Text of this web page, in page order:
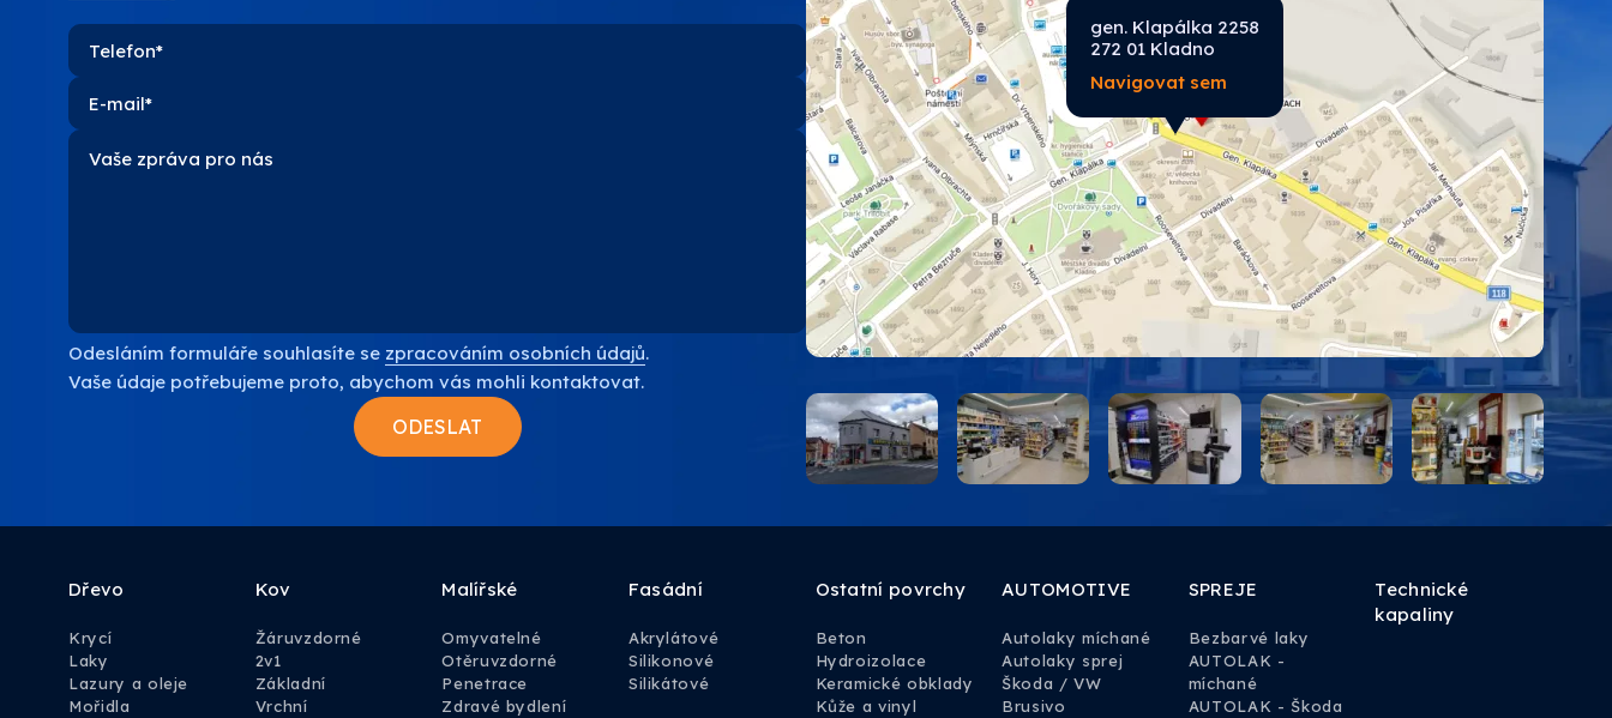
TIKKURILA Tikkurila průmysl
ostatní
Odesláním formuláře souhlasíte se zpracováním osobních údajů.
Vaše údaje potřebujeme proto, abychom vás mohli kontaktovat.
gen. Klapálka 2258
272 01 Kladno
Navigovat sem
Dřevo
Krycí
Laky
Lazury a oleje
Mořidla
Kov
Žáruvzdorné
2v1
Základní
Vrchní
Malířské
Omyvatelné
Otěruvzdorné
Penetrace
Zdravé bydlení
Fasádní
Akrylátové
Silikonové
Silikátové
Ostatní povrchy
Beton
Hydroizolace
Keramické obklady
Kůže a vinyl
AUTOMOTIVE
Autolaky míchané
Autolaky sprej
Škoda / VW
Brusivo
SPREJE
Bezbarvé laky
AUTOLAK -
míchané
AUTOLAK - Škoda
Technické
kapaliny